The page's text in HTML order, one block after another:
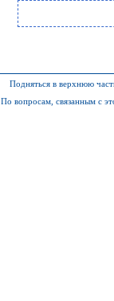
Подняться в верхнюю
По вопросам, связанным с